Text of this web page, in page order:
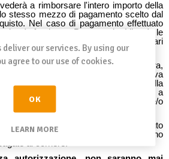
a rimborsare l'intero importo della
stesso mezzo di pagamento scelto dal
Nel caso di pagamento effettuato
dovrà fornire a Pescare in Libertà le
IBAN, SWIFT e BIC necessari
verificare il rispetto di quanto sopra,
il ricevimento della merce resa si riserva
della somma o l’invio della
di sostituzione della merce, sono a
eventuali spese di trasporto e/o
del trasporto gratuito verrà trattenuto
trasporto pari a €9,90, in quanto sono
al corriere.
deliver our services. By using our
agree to our use of cookies.
OK
LEARN MORE